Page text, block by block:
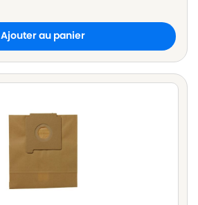
Ajouter au panier